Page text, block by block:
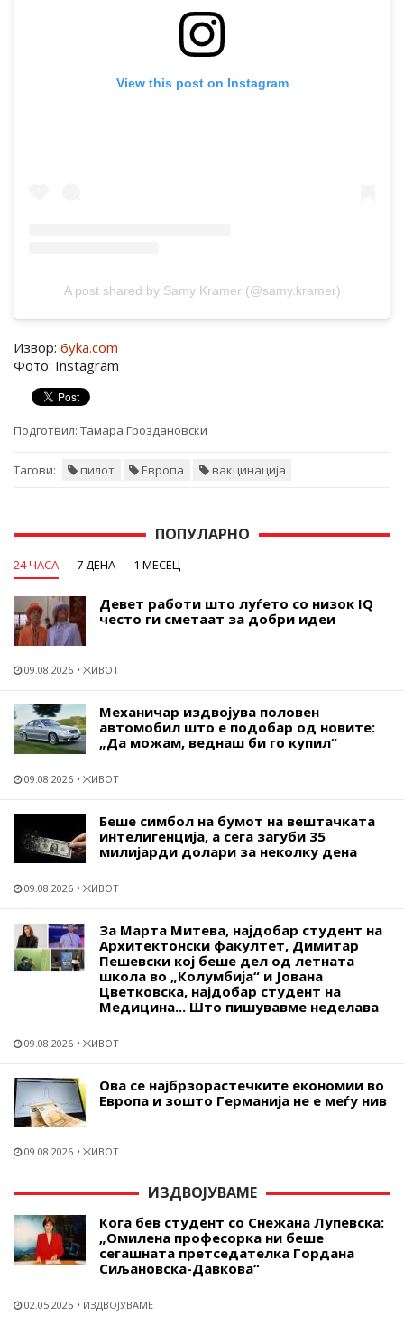
View this post on Instagram
A post shared by Samy Kramer (@samy.kramer)
Извор: 6yka.com
Фото: Instagram
Подготвил: Тамара Гроздановски
Тагови: пилот Европа вакцинација
ПОПУЛАРНО
24 ЧАСА 7 ДЕНА 1 МЕСЕЦ
Девет работи што луѓето со низок IQ
често ги сметаат за добри идеи
09.08.2026 ЖИВОТ
Механичар издвојува половен
автомобил што е подобар од новите:
„Да можам, веднаш би го купил“
09.08.2026 ЖИВОТ
Беше симбол на бумот на вештачката
интелигенција, а сега загуби 35
милијарди долари за неколку дена
09.08.2026 ЖИВОТ
За Марта Митева, најдобар студент на
Архитектонски факултет, Димитар
Пешевски кој беше дел од летната
школа во „Колумбија“ и Јована
Цветковска, најдобар студент на
Медицина... Што пишувавме неделава
09.08.2026 ЖИВОТ
Ова се најбрзорастечките економии во
Европа и зошто Германија не е меѓу нив
09.08.2026 ЖИВОТ
ИЗДВОЈУВАМЕ
Кога бев студент со Снежана Лупевска:
„Омилена професорка ни беше
сегашната претседателка Гордана
Сиљановска-Давкова“
02.05.2025 ИЗДВОЈУВАМЕ